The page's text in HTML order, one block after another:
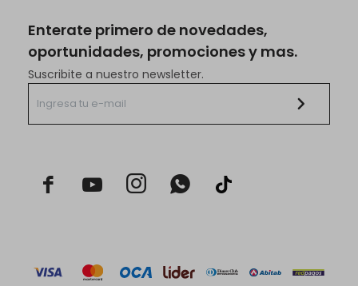
Enterate primero de novedades,
oportunidades, promociones y mas.
Suscribite a nuestro newsletter.
  